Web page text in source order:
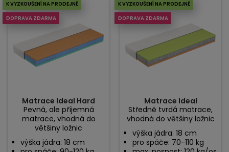
K VYZKOUŠENÍ NA PRODEJNĚ
DOPRAVA ZDARMA
Matrace Ideal Hard
Pevná, ale příjemná
matrace, vhodná do
většiny ložnic
výška jádra: 18 cm
K VYZKOUŠENÍ NA PRODEJNĚ
DOPRAVA ZDARMA
Matrace Ideal
Středně tvrdá matrace,
vhodná do většiny ložnic
výška jádra: 18 cm
pro spáče: 70-110 kg